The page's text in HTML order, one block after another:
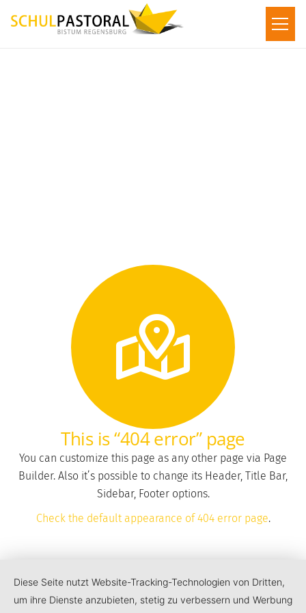
This is “404 error” page
You can customize this page as any other page via Page
Builder. Also it’s possible to change its Header, Title Bar,
Sidebar, Footer options.
Check the default appearance of 404 error page.
Diese Seite nutzt Website-Tracking-Technologien von Dritten,
um ihre Dienste anzubieten, stetig zu verbessern und Werbung